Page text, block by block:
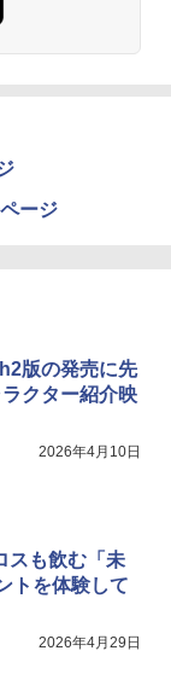
ージ
版の発売に先
クター紹介映
2026年4月10日
スも飲む「未
トを体験して
2026年4月29日